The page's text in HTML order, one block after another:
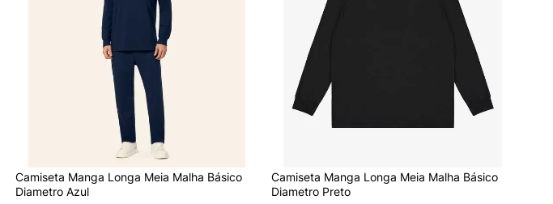
Camiseta Manga Longa Meia Malha Básico
Diametro Azul
Camiseta Manga Longa Meia Malha Básico
Diametro Preto